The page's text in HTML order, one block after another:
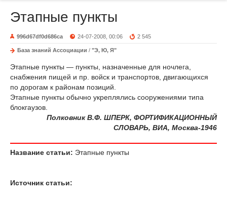
Этапные пункты
996d67df0d686ca 24-07-2008, 00:06 2 545
База знаний Ассоциации / "Э, Ю, Я"
Этапные пункты — пункты, назначенные для ночлега,
снабжения пищей и пр. войск и транспортов, двигающихся
по дорогам к районам позиций.
Этапные пункты обычно укреплялись сооружениями типа
блокгаузов.
Полковник В.Ф. ШПЕРК, ФОРТИФИКАЦИОННЫЙ
СЛОВАРЬ, ВИА, Москва-1946
Название статьи: Этапные пункты
Источник статьи: